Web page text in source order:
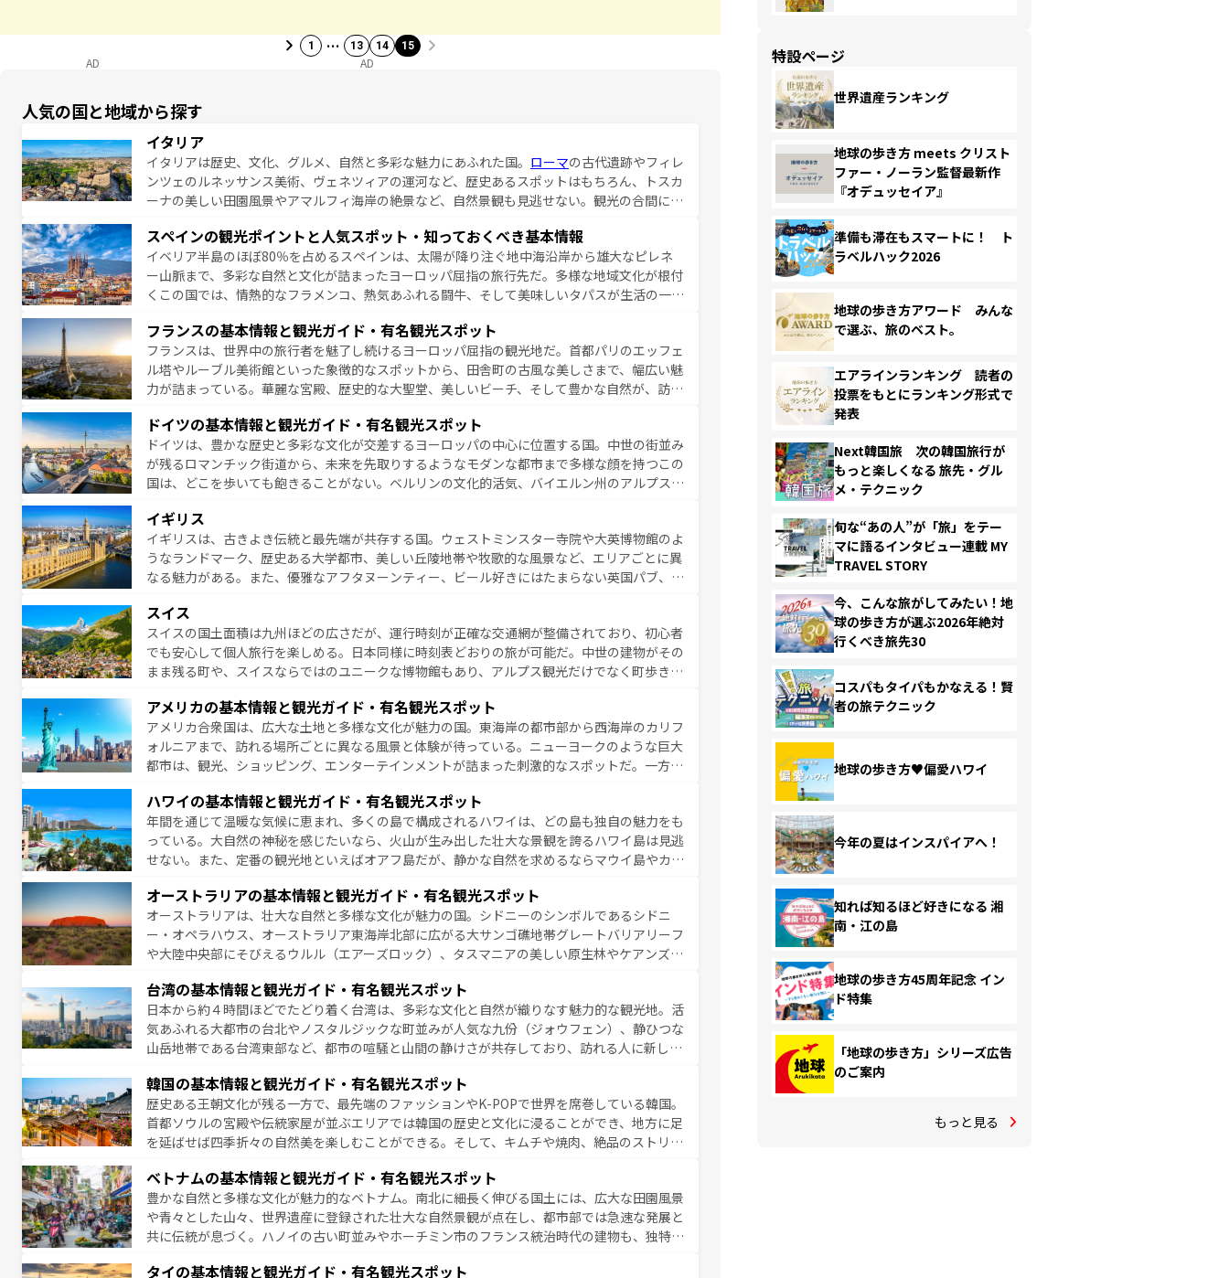
1 … 13 14 15
AD AD
人気の国と地域から探す
イタリア
イタリアは歴史、文化、グルメ、自然と多彩な魅力にあふれた国。 ローマの古代遺跡やフィレ
ンツェのルネッサンス美術、ヴェネツィアの運河など、歴史あるスポットはもちろん、トスカ
ーナの美しい田園風景やアマルフィ海岸の絶景など、自然景観も見逃せない。観光の合間に
夜眠るまで、すべての瞬間を楽しませてくれるイタリアで、忘れられない旅をしてみよう！
なお、新着のイタリア情報はコンテンツ一覧を参照してほしい。
スペインの観光ポイントと人気スポット・知っておくべき基本情報
イベリア半島のほぼ80％を占めるスペインは、太陽が降り注ぐ地中海沿岸から雄大なピレネ
ー山脈まで、多彩な自然と文化が詰まったヨーロッパ屈指の旅行先だ。多様な地域文化が根付
くこの国では、情熱的なフラメンコ、熱気あふれる闘牛、そして美味しいタパスが生活の一部
ら、地方では古代ローマ遺跡や中世の城塞都市、穏やかなビーチリゾートまで多彩な表情を見
せる。地方によって風土や気候が異なるスペインはその個性で訪れる人を魅了する。 なお、
新着のスペイン情報はコンテンツ一覧を参照してほしい。
フランスの基本情報と観光ガイド・有名観光スポット
フランスは、世界中の旅行者を魅了し続けるヨーロッパ屈指の観光地だ。首都パリのエッフェ
ル塔やルーブル美術館といった象徴的なスポットから、田舎町の古風な美しさまで、幅広い魅
力が詰まっている。華麗な宮殿、歴史的な大聖堂、美しいビーチ、そして豊かな自然が、訪れ
無形文化遺産にも登録されている。シャンパンの発祥地であるランス、プロヴァンスの香り高
いラベンダー畑など、多彩な楽しみ方が可能だ。さらに、パリ以外の地域にも魅力が溢れてお
り、どの街角にも豊かな歴史と文化が息づいている。パリ以外の個性あふれる地方に足を運ぶ
とそれぞれで全く異なる文化を体験できるだろう。 なお、新着のフランス情報はコンテンツ
ドイツの基本情報と観光ガイド・有名観光スポット
ドイツは、豊かな歴史と多彩な文化が交差するヨーロッパの中心に位置する国。中世の街並み
が残るロマンチック街道から、未来を先取りするようなモダンな都市まで多様な顔を持つこの
国は、どこを歩いても飽きることがない。ベルリンの文化的活気、バイエルン州のアルプスの
ら地元の人と過ごす楽しい時間は、お酒好きな人にはぜひ体験してほしい。 なお、新着のド
イツ情報はコンテンツ一覧を参照してほしい。
イギリス
イギリスは、古きよき伝統と最先端が共存する国。ウェストミンスター寺院や大英博物館のよ
うなランドマーク、歴史ある大学都市、美しい丘陵地帯や牧歌的な風景など、エリアごとに異
なる魅力がある。また、優雅なアフタヌーンティー、ビール好きにはたまらない英国パブ、サ
お、新着のイギリス情報は
スイス
スイスの国土面積は九州ほどの広さだが、運行時刻が正確な交通網が整備されており、初心者
でも安心して個人旅行を楽しめる。日本同様に時刻表どおりの旅が可能だ。中世の建物がその
まま残る町や、スイスならではのユニークな博物館もあり、アルプス観光だけでなく町歩きも
ービスもあり、うまく活用すれば市内交通費無料で観光を楽しむこともできる。 なお、新着
のスイス情報はコンテンツ一覧 を参照してほしい。
アメリカの基本情報と観光ガイド・有名観光スポット
アメリカ合衆国は、広大な土地と多様な文化が魅力の国。東海岸の都市部から西海岸のカリフ
ォルニアまで、訪れる場所ごとに異なる風景と体験が待っている。ニューヨークのような巨大
都市は、観光、ショッピング、エンターテインメントが詰まった刺激的なスポットだ。一方、
絶景が堪能できる。さらに、南部のニューオーリンズでは、音楽と美食が融合した独特の文化
が魅力。旅行者はアメリカの各地域で異なる魅力を楽しみながら、その多様性と豊かな歴史を
感じることができるだろう。車でのロードトリップや列車の旅も、アメリカならではの贅沢な
旅のスタイルだ。 なお、新着のアメリカ情報はコンテンツ一覧を参照してほしい。
ハワイの基本情報と観光ガイド・有名観光スポット
年間を通じて温暖な気候に恵まれ、多くの島で構成されるハワイは、どの島も独自の魅力をも
っている。大自然の神秘を感じたいなら、火山が生み出した壮大な景観を誇るハワイ島は見逃
せない。また、定番の観光地といえばオアフ島だが、静かな自然を求めるならマウイ島やカウ
る。「アロハスピリット」と呼ばれるおもてなしの心で訪れる人々を迎えてくれるハワイの
人々、おいしいローカルフードやハワイアンミュージック、伝統的なフラダンスなど、すべて
がハワイの魅力を彩っている。訪れるたびに新しい発見と感動が待っているハワイを、存分に
味わってほしい。 なお、新着のハワイ情報はコンテンツ一覧を参照してほしい。
オーストラリアの基本情報と観光ガイド・有名観光スポット
オーストラリアは、壮大な自然と多様な文化が魅力の国。シドニーのシンボルであるシドニ
ー・オペラハウス、オーストラリア東海岸北部に広がる大サンゴ礁地帯グレートバリアリーフ
や大陸中央部にそびえるウルル（エアーズロック）、タスマニアの美しい原生林やケアンズの
豊かで、美味しいものであふれている。アクティビティも充実しており、サーフィンやダイビ
ング、ハイキングなど、アウトドア好きにはたまらない。オーストラリアの多彩な魅力を存分
に味わいつくそう。 なお、新着のオーストラリア情報はコンテンツ一覧を参照してほしい。
台湾の基本情報と観光ガイド・有名観光スポット
日本から約４時間ほどでたどり着く台湾は、多彩な文化と自然が織りなす魅力的な観光地。活
気あふれる大都市の台北やノスタルジックな町並みが人気な九份（ジォウフェン）、静ひつな
山岳地帯である台湾東部など、都市の喧騒と山間の静けさが共存しており、訪れる人に新しい
から高級料理、ヘルシーで美容にもいいと評判のスイーツなど、バラエティ豊かな料理が味わ
える。 なお、新着の台湾情報はコンテンツ一覧を参照してほしい。
韓国の基本情報と観光ガイド・有名観光スポット
歴史ある王朝文化が残る一方で、最先端のファッションやK-POPで世界を席巻している韓国。
首都ソウルの宮殿や伝統家屋が並ぶエリアでは韓国の歴史と文化に浸ることができ、地方に足
を延ばせば四季折々の自然美を楽しむことができる。そして、キムチや焼肉、絶品のストリー
能できる。あたたかいホスピタリティに包まれながら、韓国の多彩な魅力を心ゆくまで味わっ
てみてほしい。 なお、新着の韓国情報はコンテンツ一覧を参照してほしい。
ベトナムの基本情報と観光ガイド・有名観光スポット
豊かな自然と多様な文化が魅力的なベトナム。南北に細長く伸びる国土には、広大な田園風景
や青々とした山々、世界遺産に登録された壮大な自然景観が点在し、都市部では急速な発展と
共に伝統が息づく。ハノイの古い町並みやホーチミン市のフランス統治時代の建物も、独特の
まないベトナム料理も魅力のひとつ。フォーやバインミー、ベトナムコーヒーなどは、ぜひ現
タイの基本情報と観光ガイド・有名観光スポット
特設ページ
世界遺産ランキング
地球の歩き方 meets クリスト
ファー・ノーラン監督最新作
『オデュッセイア』
準備も滞在もスマートに！ ト
ラベルハック2026
地球の歩き方アワード みんな
で選ぶ、旅のベスト。
エアラインランキング 読者の
投票をもとにランキング形式で
発表
Next韓国旅 次の韓国旅行が
もっと楽しくなる 旅先・グル
メ・テクニック
旬な“あの人”が「旅」をテー
マに語るインタビュー連載 MY
TRAVEL STORY
今、こんな旅がしてみたい！地
球の歩き方が選ぶ2026年絶対
行くべき旅先30
コスパもタイパもかなえる！賢
者の旅テクニック
地球の歩き方♥偏愛ハワイ
今年の夏はインスパイアへ！
知れば知るほど好きになる 湘
南・江の島
地球の歩き方45周年記念 イン
ド特集
「地球の歩き方」シリーズ広告
のご案内
もっと見る